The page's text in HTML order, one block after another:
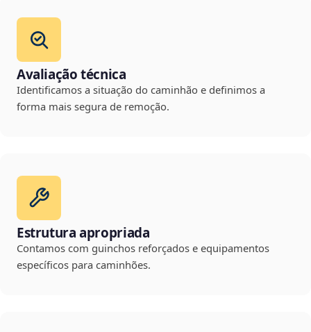
Avaliação técnica
Identificamos a situação do caminhão e definimos a
forma mais segura de remoção.
Estrutura apropriada
Contamos com guinchos reforçados e equipamentos
específicos para caminhões.